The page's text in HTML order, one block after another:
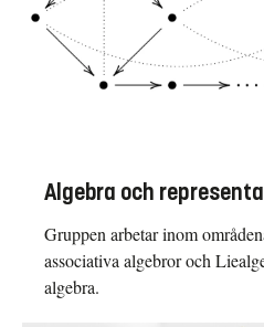
Algebra och
Gruppen arbetar inom
associativa algebror och
algebra.